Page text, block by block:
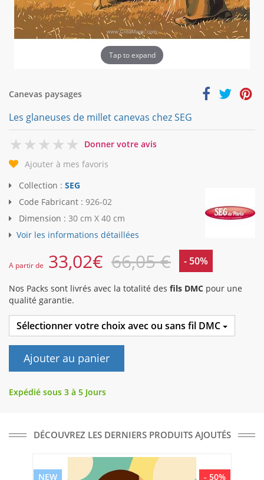
Tap to expand
Canevas paysages
Les glaneuses de millet canevas chez SEG
0
Donner votre avis
Ajouter à mes favoris
Collection : SEG
Code Fabricant : 926-02
Dimension : 30 cm X 40 cm
Voir les informations détaillées
A partir de 33,02€ 66,05 € - 50%
Nos Packs sont livrés avec la totalité des fils DMC pour une
qualité garantie.
Sélectionner votre choix avec ou sans fil DMC
Ajouter au panier
Expédié sous 3 à 5 Jours
DÉCOUVREZ LES DERNIERS PRODUITS AJOUTÉS
- 50%
NEW